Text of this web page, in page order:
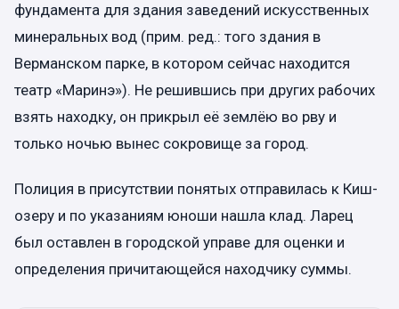
фундамента для здания заведений искусственных
минеральных вод (прим. ред.: того здания в
Верманском парке, в котором сейчас находится
театр «Маринэ»). Не решившись при других рабочих
взять находку, он прикрыл её землёю во рву и
только ночью вынес сокровище за город.
Полиция в присутствии понятых отправилась к Киш-
озеру и по указаниям юноши нашла клад. Ларец
был оставлен в городской управе для оценки и
определения причитающейся находчику суммы.